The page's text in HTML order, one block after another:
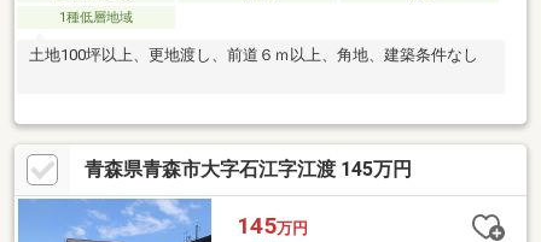
1種低層地域
土地100坪以上、更地渡し、前道６ｍ以上、角地、建築条件なし
青森県青森市大字石江字江渡 145万円
145万円